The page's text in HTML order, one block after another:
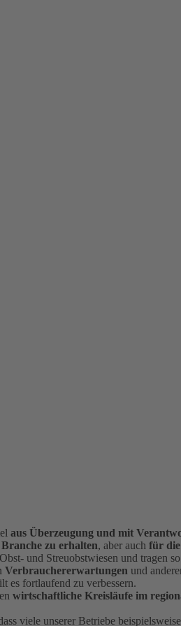
aus Überzeugung und mit
Branche zu erhalten, aber auch für
und Streuobstwiesen und tragen
Verbrauchererwartungen und
es fortlaufend zu verbessern.
wirtschaftliche Kreisläufe im
viele unserer Betriebe